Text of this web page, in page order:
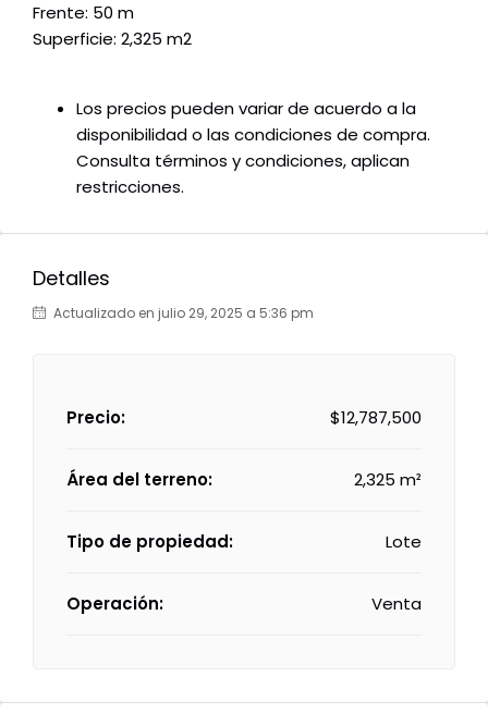
Frente: 50 m
Superficie: 2,325 m2
Los precios pueden variar de acuerdo a la
disponibilidad o las condiciones de compra.
Consulta términos y condiciones, aplican
restricciones.
Detalles
Actualizado en julio 29, 2025 a 5:36 pm
Precio: $12,787,500
Área del terreno: 2,325 m²
Tipo de propiedad: Lote
Operación: Venta